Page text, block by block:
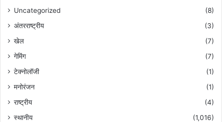
Uncategorized
(8)
अंतरराष्ट्रीय
(3)
खेल
(7)
गेमिंग
(7)
टेक्नोलॉजी
(1)
मनोरंजन
(1)
राष्ट्रीय
(4)
स्थानीय
(1,016)